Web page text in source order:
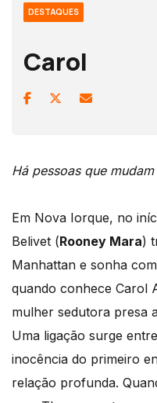
DESTAQUES
Carol
Há pessoas que
Em Nova Iorque, no
Belivet (Rooney Mara)
Manhattan e sonha
quando conhece Carol
mulher sedutora presa
Uma ligação surge
inocência do primeiro
relação profunda.